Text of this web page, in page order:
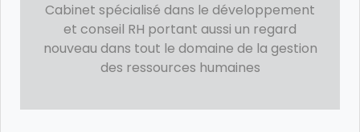
Cabinet spécialisé dans le développement
et conseil RH portant aussi un regard
nouveau dans tout le domaine de la gestion
des ressources humaines